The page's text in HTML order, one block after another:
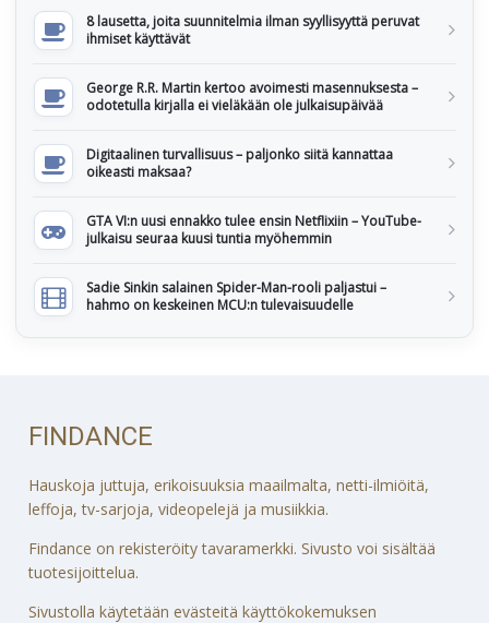
8 lausetta, joita suunnitelmia ilman syyllisyyttä peruvat
ihmiset käyttävät
George R.R. Martin kertoo avoimesti masennuksesta –
odotetulla kirjalla ei vieläkään ole julkaisupäivää
Digitaalinen turvallisuus – paljonko siitä kannattaa
oikeasti maksaa?
GTA VI:n uusi ennakko tulee ensin Netflixiin – YouTube-
julkaisu seuraa kuusi tuntia myöhemmin
Sadie Sinkin salainen Spider-Man-rooli paljastui –
hahmo on keskeinen MCU:n tulevaisuudelle
FINDANCE
Hauskoja juttuja, erikoisuuksia maailmalta, netti-ilmiöitä,
leffoja, tv-sarjoja, videopelejä ja musiikkia.
Findance on rekisteröity tavaramerkki. Sivusto voi sisältää
tuotesijoittelua.
Sivustolla käytetään evästeitä käyttökokemuksen